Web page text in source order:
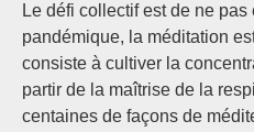
Le défi collectif est de ne
pandémique, la méditation
consiste à cultiver la
partir de la maîtrise de la
centaines de façons de